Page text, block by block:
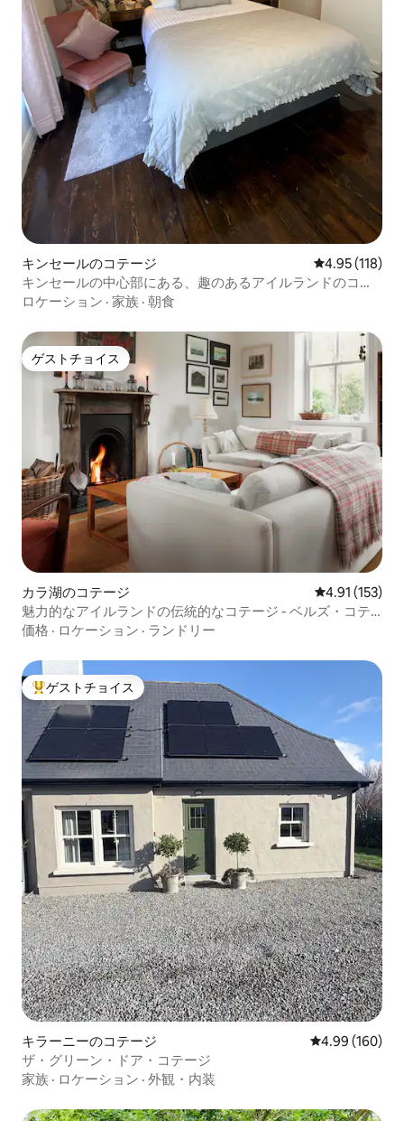
キンセールのコテージ レビュー118
4.95 (118)
キンセールの中心部にある、趣のあるアイルランドのコテ
ージ
ロケーション · 家族 · 朝食
ゲストチョイス
ゲストチョイス
カラ湖のコテージ レビュー153
4.91 (153)
魅力的なアイルランドの伝統的なコテージ - ベルズ・コテ
ージ
価格 · ロケーション · ランドリー
大好評のゲストチョイスです。
ゲストチョイス
キラーニーのコテージ レビュー160
4.99 (160)
ザ・グリーン・ドア・コテージ
家族 · ロケーション · 外観・内装